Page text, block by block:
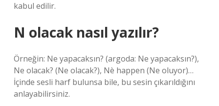
kabul edilir.
N olacak nasıl yazılır?
Örneğin: Ne yapacaksın? (argoda: Ne yapacaksın?),
Ne olacak? (Ne olacak?), Nè happen (Ne oluyor)…
İçinde sesli harf bulunsa bile, bu sesin çıkarıldığını
anlayabilirsiniz.